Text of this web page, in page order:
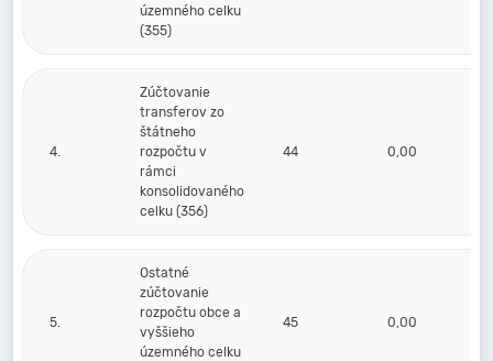
územného celku
(355)
4.
Zúčtovanie
transferov zo
štátneho
rozpočtu v
rámci
konsolidovaného
celku (356)
44 0,00
5.
Ostatné
zúčtovanie
rozpočtu obce a
vyššieho
územného celku
45 0,00